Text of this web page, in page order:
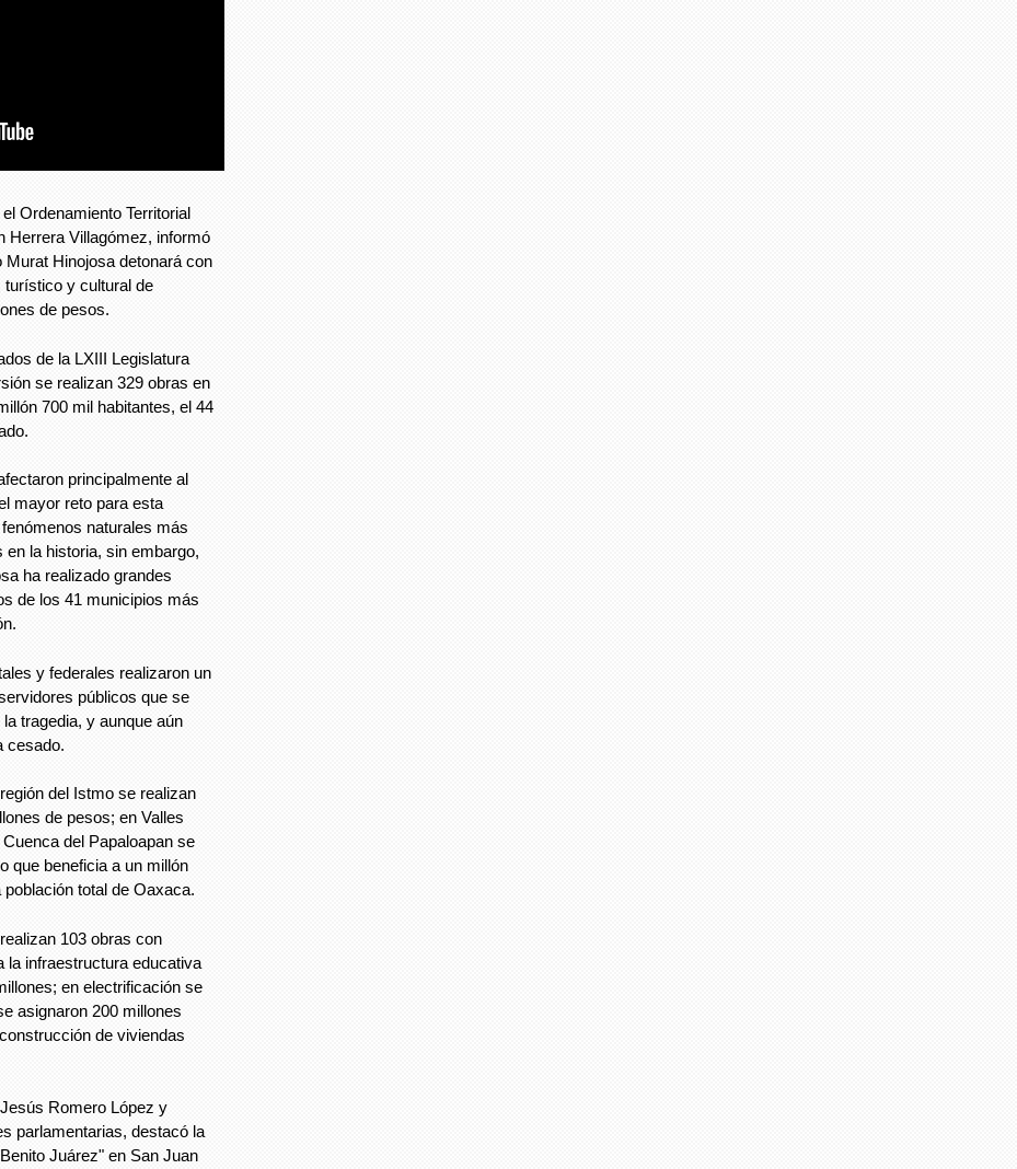
Ordenamiento Territorial
Herrera Villagómez, informó
Murat Hinojosa detonará con
y cultural de
de pesos.
de la LXIII Legislatura
se realizan 329 obras en
700 mil habitantes, el 44
principalmente al
mayor reto para esta
naturales más
la historia, sin embargo,
ha realizado grandes
de los 41 municipios más
y federales realizaron un
públicos que se
tragedia, y aunque aún
cesado.
del Istmo se realizan
de pesos; en Valles
del Papaloapan se
que beneficia a un millón
total de Oaxaca.
103 obras con
la infraestructura educativa
en electrificación se
asignaron 200 millones
de viviendas
Romero López y
parlamentarias, destacó la
Juárez" en San Juan